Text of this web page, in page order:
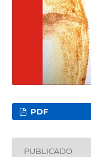
PDF
PUBLICADO